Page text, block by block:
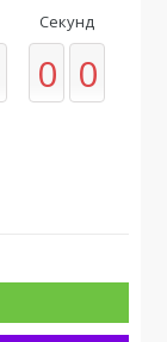
Секунд
0 0